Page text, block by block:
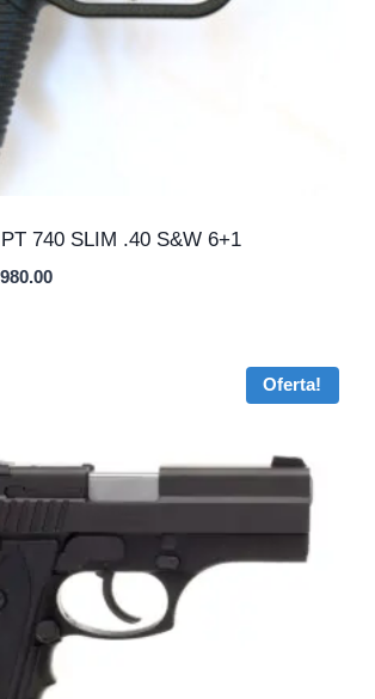
740 SLIM .40 S&W 6+1
O
Oferta!